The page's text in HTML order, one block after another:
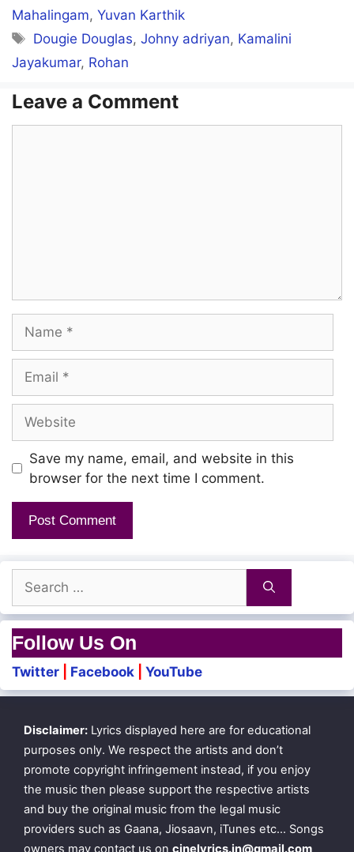
Mahalingam, Yuvan Karthik
Tags
Dougie Douglas,Johny adriyan, Kamalini
Jayakumar, Rohan
Leave a Comment
Save my name, email, and website in this
browser for the next time I comment.
for:
Follow Us On
Twitter Facebook YouTube
Disclaimer: Lyrics displayed here are for educational
purposes only. We respect the artists and don’t
promote copyright infringement instead, if you enjoy
the music then please support the respective artists
and buy the original music from the legal music
providers such as Gaana, Jiosaavn, iTunes etc… Songs
owners may contact us on cinelyrics.in@gmail.com